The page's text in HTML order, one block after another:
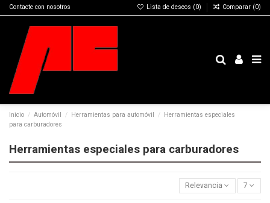
Contacte con nosotros Lista de deseos (0) Comparar (0)
Inicio Automóvil Herramientas para automóvil
Herramientas especiales
para carburadores
Herramientas especiales para carburadores
Relevancia 7